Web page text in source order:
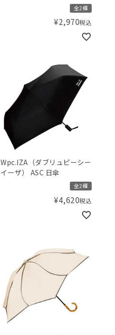
全2種
¥2,970税込
Wpc.IZA（ダブリュピーシー
イーザ） ASC 日傘
全2種
¥4,620税込